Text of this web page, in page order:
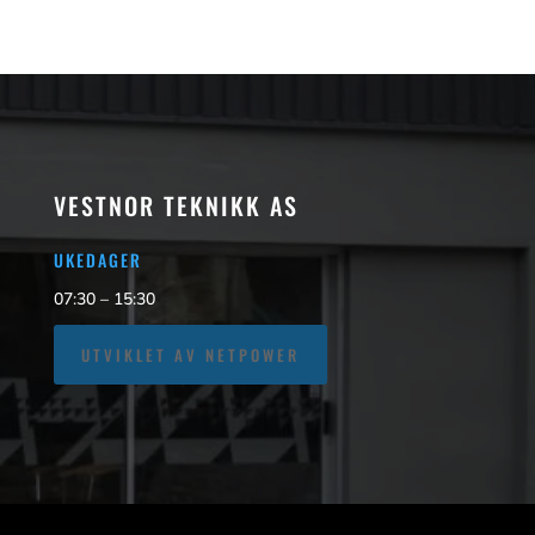
VESTNOR TEKNIKK AS
UKEDAGER
07:30 – 15:30
UTVIKLET AV NETPOWER